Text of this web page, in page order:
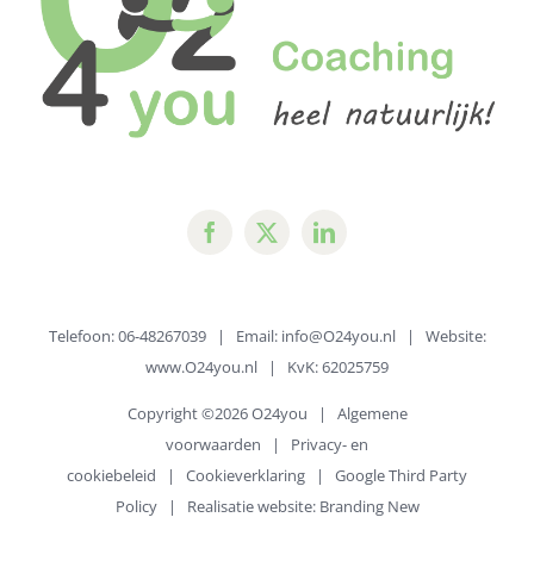
Telefoon: 06-48267039 | Email: info@O24you.nl| Website:
www.O24you.nl | KvK: 62025759
Copyright ©2026 O24you | Algemene
voorwaarden | Privacy- en
cookiebeleid | Cookieverklaring | Google Third Party
Policy| Realisatie website: Branding New